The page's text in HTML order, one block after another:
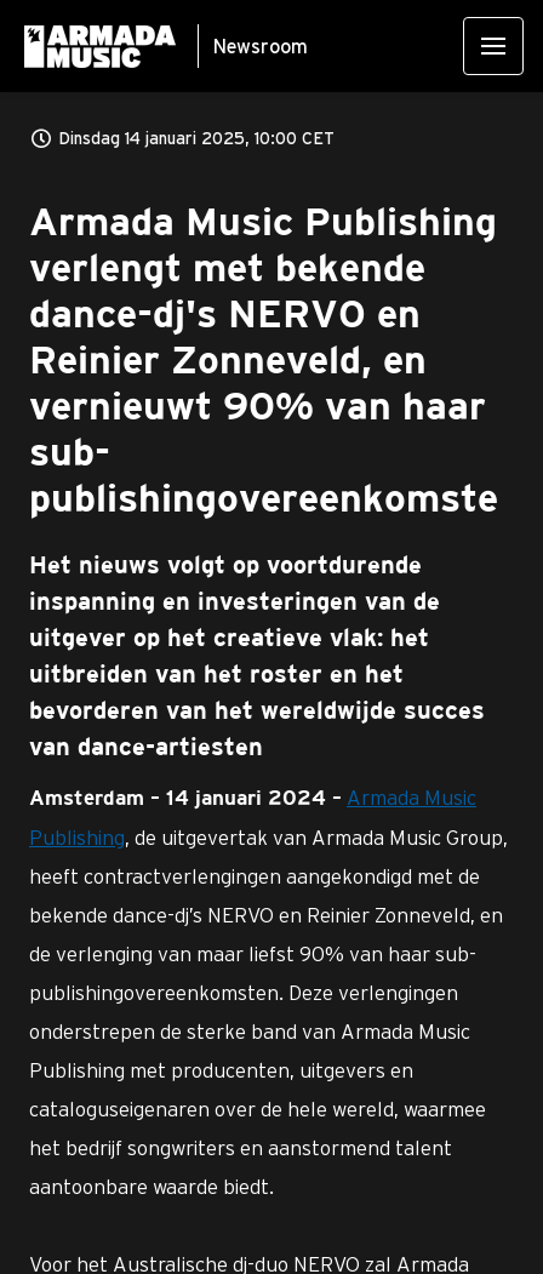
Newsroom
Dinsdag 14 januari 2025, 10:00 CET
Armada Music Publishing
verlengt met bekende
dance-dj's NERVO en
Reinier Zonneveld, en
vernieuwt 90% van haar
sub-
publishingovereenkomste
Het nieuws volgt op voortdurende
inspanning en investeringen van de
uitgever op het creatieve vlak: het
uitbreiden van het roster en het
bevorderen van het wereldwijde succes
van dance-artiesten
Amsterdam – 14 januari 2024 – Armada Music
Publishing, de uitgevertak van Armada Music Group,
heeft contractverlengingen aangekondigd met de
bekende dance-dj’s NERVO en Reinier Zonneveld, en
de verlenging van maar liefst 90% van haar sub-
publishingovereenkomsten. Deze verlengingen
onderstrepen de sterke band van Armada Music
Publishing met producenten, uitgevers en
cataloguseigenaren over de hele wereld, waarmee
het bedrijf songwriters en aanstormend talent
aantoonbare waarde biedt.
Voor het Australische dj-duo NERVO zal Armada